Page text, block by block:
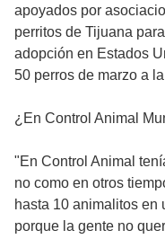
apoyados por
perritos de Tijuana
adopción en Estados
50 perros de marzo a
¿En Control Animal
"En Control Animal
no como en otros
hasta 10 animalitos en
porque la gente no